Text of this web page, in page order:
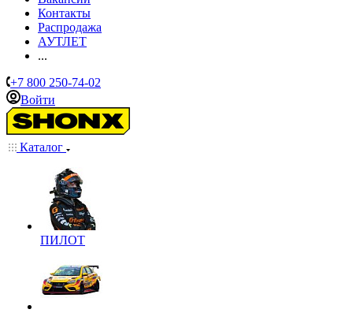
Контакты
Распродажа
АУТЛЕТ
...
+7 800 250-74-02
Войти
Каталог
ПИЛОТ